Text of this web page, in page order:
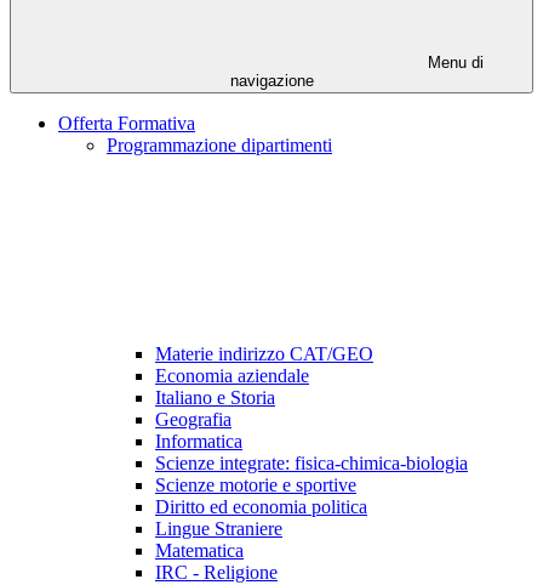
Menu di
navigazione
Offerta Formativa
Programmazione dipartimenti
Materie indirizzo CAT/GEO
Economia aziendale
Italiano e Storia
Geografia
Informatica
Scienze integrate: fisica-chimica-biologia
Scienze motorie e sportive
Diritto ed economia politica
Lingue Straniere
Matematica
IRC - Religione